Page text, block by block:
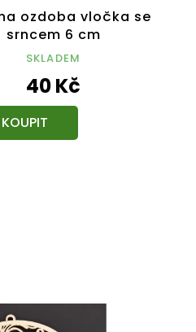
ozdoba vločka se
srncem 6 cm
SKLADEM
40 Kč